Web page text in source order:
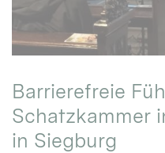
Barrierefreie
Schatzkammer
in Siegburg